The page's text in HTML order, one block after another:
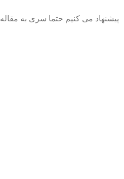
پیشنهاد می کنیم حتما سری به مقاله